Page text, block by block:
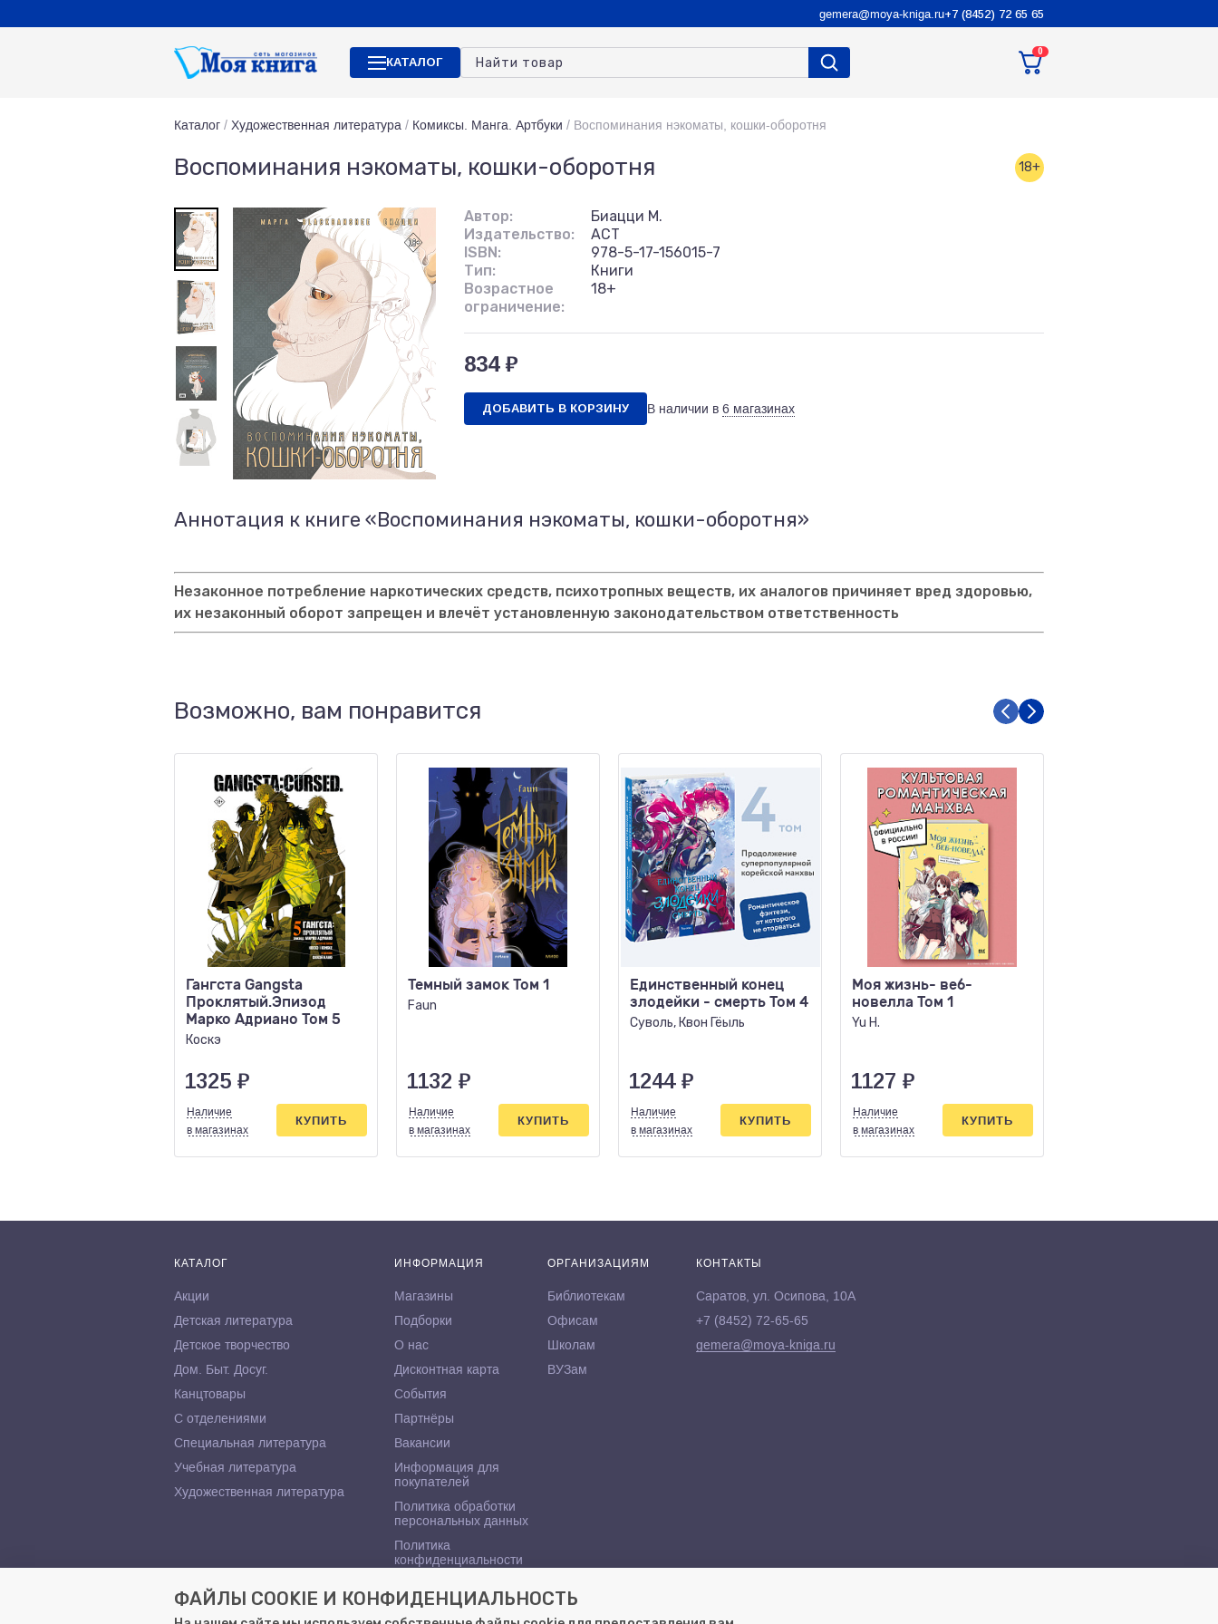
gemera@moya-kniga.ru+7 (8452) 72 65 65
КАТАЛОГ
0
Каталог / Художественная литература / Комиксы. Манга. Артбуки / Воспоминания нэкоматы, кошки-оборотня
Воспоминания нэкоматы, кошки-оборотня 18+
Автор:
Биацци М.
Издательство:
АСТ
ISBN:
978-5-17-156015-7
Тип:
Книги
Возрастное
ограничение:
18+
834 ₽
ДОБАВИТЬ В КОРЗИНУ В наличии в 6 магазинах
Аннотация к книге «Воспоминания нэкоматы, кошки-оборотня»
Незаконное потребление наркотических средств, психотропных веществ, их аналогов причиняет вред здоровью,
их незаконный оборот запрещен и влечёт установленную законодательством ответственность
Возможно, вам понравится
Гангста Gangsta
Проклятый.Эпизод
Марко Адриано Том 5
Коскэ
1325 ₽
Наличие
в магазинах
КУПИТЬ
Темный замок Том 1
Faun
1132 ₽
Наличие
в магазинах
КУПИТЬ
Единственный конец
злодейки - смерть Том 4
Суволь, Квон Гёыль
1244 ₽
Наличие
в магазинах
КУПИТЬ
Моя жизнь- веб-
новелла Том 1
Yu H.
1127 ₽
Наличие
в магазинах
КУПИТЬ
КАТАЛОГ
Акции
Детская литература
Детское творчество
Дом. Быт. Досуг.
Канцтовары
С отделениями
Специальная литература
Учебная литература
Художественная литература
ИНФОРМАЦИЯ
Магазины
Подборки
О нас
Дисконтная карта
События
Партнёры
Вакансии
Информация для
покупателей
Политика обработки
персональных данных
Политика
конфиденциальности
ОРГАНИЗАЦИЯМ
Библиотекам
Офисам
Школам
ВУЗам
КОНТАКТЫ
Саратов, ул. Осипова, 10А
+7 (8452) 72-65-65
gemera@moya-kniga.ru
ФАЙЛЫ COOKIE И КОНФИДЕНЦИАЛЬНОСТЬ